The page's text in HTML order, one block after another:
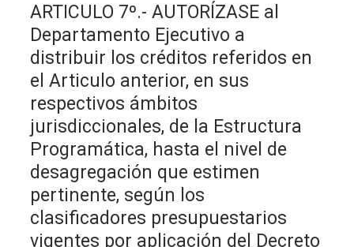
ARTICULO 7º.- AUTORÍZASE al
Departamento Ejecutivo a
distribuir los créditos referidos en
el Articulo anterior, en sus
respectivos ámbitos
jurisdiccionales, de la Estructura
Programática, hasta el nivel de
desagregación que estimen
pertinente, según los
clasificadores presupuestarios
vigentes por aplicación del Decreto